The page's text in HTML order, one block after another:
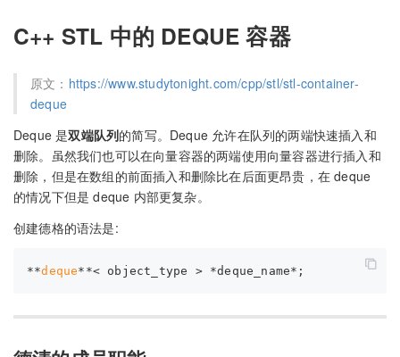
C++ STL 中的 DEQUE 容器
原文： https://www.studytonight.com/cpp/stl/stl-container-
deque
Deque 是双端队列的简写。Deque 允许在队列的两端快速插入和
删除。虽然我们也可以在向量容器的两端使用向量容器进行插入和
删除，但是在数组的前面插入和删除比在后面更昂贵，在 deque
的情况下但是 deque 内部更复杂。
创建德格的语法是:
**deque